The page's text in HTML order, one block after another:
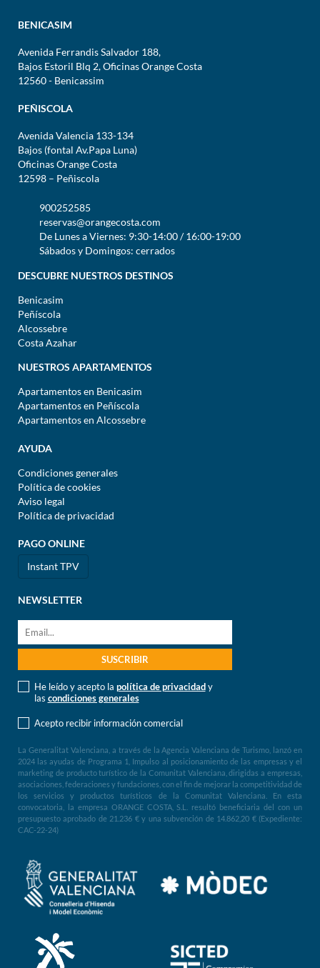
BENICASIM
Avenida Ferrandis Salvador 188,
Bajos Estoril Blq 2, Oficinas Orange Costa
12560 - Benicassim
PEÑISCOLA
Avenida Valencia 133-134
Bajos (fontal Av.Papa Luna)
Oficinas Orange Costa
12598 – Peñiscola
900252585
reservas@orangecosta.com
De Lunes a Viernes: 9:30-14:00 / 16:00-19:00
Sábados y Domingos: cerrados
DESCUBRE NUESTROS DESTINOS
Benicasim
Peñíscola
Alcossebre
Costa Azahar
NUESTROS APARTAMENTOS
Apartamentos en Benicasim
Apartamentos en Peñíscola
Apartamentos en Alcossebre
AYUDA
Condiciones generales
Política de cookies
Aviso legal
Política de privacidad
PAGO ONLINE
Instant TPV
NEWSLETTER
He leído y acepto la política de privacidady
las condiciones generales
Acepto recibir información comercial
La Generalitat Valenciana, a través de la Agencia Valenciana de Turismo, lanzó en
2024 las ayudas de Programa 1, Impulso al posicionamiento de las empresas y el
marketing de producto turístico de la Comunitat Valenciana, dirigidas a empresas,
asociaciones, federaciones y fundaciones, con el fin de mejorar la competitividad de
los servicios y productos turísticos de la Comunitat Valenciana. En esta
convocatoria, la empresa ORANGE COSTA, S.L. resultó beneficiaria del con un
presupuesto aprobado de 21.236 € y una subvención de 14.862,20 € (Expediente:
CAC-22-24)